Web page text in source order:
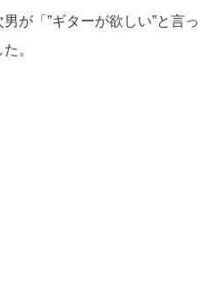
が「”ギターが欲しい”と言っ
。